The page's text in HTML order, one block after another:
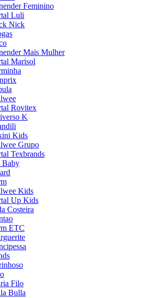
Feminino
Luli
Nick
Mais Mulher
Marisol
Rovitex
K
Kids
Grupo
Texbrands
Baby
Kids
Up Kids
Costeira
ETC
Filo
Bulla